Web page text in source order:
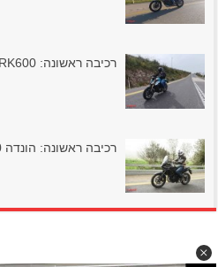
רכיבה ראשונה: QJMOTOR SRK600 נייקד
רכיבה ראשונה: הונדה NX500 דגם 2026